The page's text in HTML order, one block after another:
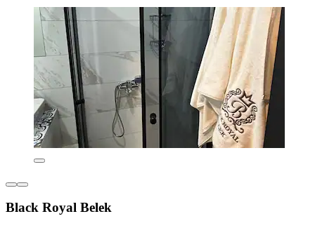
Black Royal Belek